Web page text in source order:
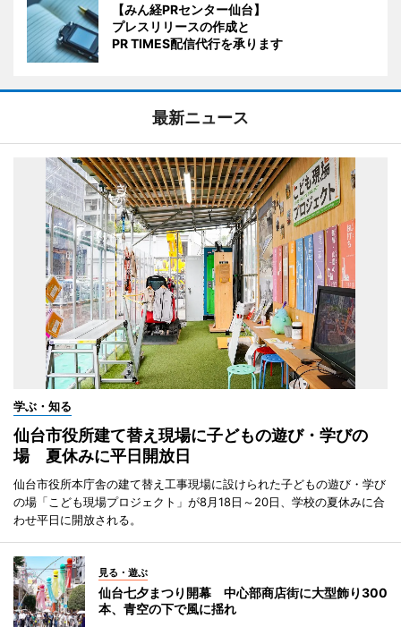
【みん経PRセンター仙台】
プレスリリースの作成と
PR TIMES配信代行を承ります
最新ニュース
学ぶ・知る
仙台市役所建て替え現場に子どもの遊び・学びの
場 夏休みに平日開放日
仙台市役所本庁舎の建て替え工事現場に設けられた子どもの遊び・学び
の場「こども現場プロジェクト」が8月18日～20日、学校の夏休みに合
わせ平日に開放される。
見る・遊ぶ
仙台七夕まつり開幕 中心部商店街に大型飾り300
本、青空の下で風に揺れ